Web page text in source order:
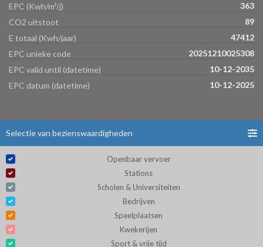
EPC (Kwh/m²/j)
363
CO2 uitstoot
89
E totaal (Kwh/jaar)
47412
EPC unieke code
20251210025308
EPC valid until (datetime)
10-12-2035
EPC datum (datetime)
10-12-2025
Selectie van bezienswaardigheden
Openbaar vervoer
Stations
Scholen & Universiteiten
Bedrijven
Speelplaatsen
Kwekerijen
Sport & vrije tijd